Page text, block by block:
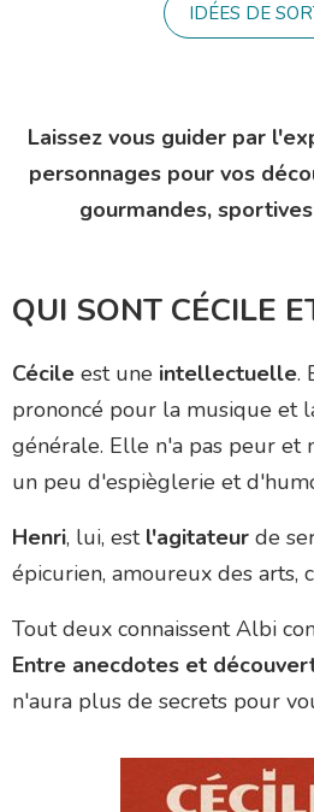
IDÉES DE
Laissez vous guider par
personnages pour vos
gourmandes,
QUI SONT CÉCILE
Cécile est une intellectuelle.
prononcé pour la musique et
générale. Elle n'a pas peur et
un peu d'espièglerie et
Henri, lui, est l'agitateur de
épicurien, amoureux des arts,
Tout deux connaissent Albi
Entre anecdotes et
n'aura plus de secrets pour